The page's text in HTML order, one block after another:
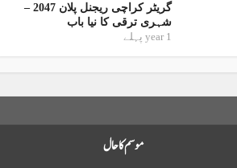
گریٹر کراچی ریجنل پلان 2047 –
شہری ترقی کا نیا باب
1 year پہلے
موسم کا حال